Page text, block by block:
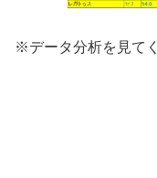
※データ分析を見て